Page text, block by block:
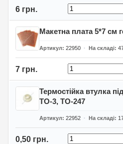
6 грн.
Макетна плата 5*7 см
Артикул 22950 На складі
7 грн.
Термостійка втулка
TO-3, TO-247
Артикул 22952 На складі
0,50 грн.